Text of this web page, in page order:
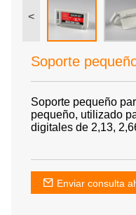
<
Soporte
Soporte pequeño
pequeño, utilizado
digitales de 2,13,
Enviar consulta